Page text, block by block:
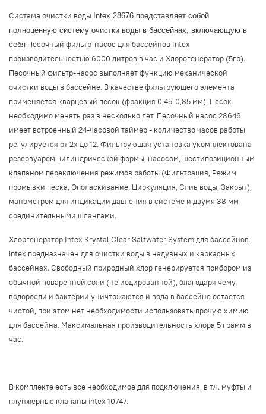
Систама очистки воды Intex 28676 представляет собой
полноценную систему очистки воды в бассейнах, включающую в
себя Песочный фильтр-насос для бассейнов Intex
производительностью 6000 литров в час и Хлорогенератор (5гр).
Песочный фильтр-насос выполняет функцию механической
очистки воды в бассейне. В качестве фильтрующего элемента
применяется кварцевый песок (фракция 0,45-0,85 мм). Песок
необходимо менять раз в несколько лет. Песочный насос 28646
имеет встроенный 24-часовой таймер - количество часов работы
регулируется от 2х до 12.Фильтрующая установка укомплектована
резервуаром цилиндрической формы, насосом, шестипозиционным
клапаном переключения режимов работы (Фильтрация, Режим
промывки песка, Ополаскивание, Циркуляция, Слив воды, Закрыт),
манометром для индикации давления в системе и двумя 38 мм
соединительными шлангами.
Хлоргенератор Intex Krystal Clear Saltwater System для бассейнов
intex предназначен для очистки воды в надувных и каркасных
бассейнах. Свободный природный хлор генерируется прибором из
обычной поваренной соли (не иодированной), благодаря чему
водоросли и бактерии уничтожаются и вода в бассейне остается
чистой, при этом нет необходимости использовать прочую химию
для бассейна. Максимальная производительность хлора 5 грамм в
час.
В комплекте есть все необходимое для подключения, в т.ч. муфты и
плунжерные клапаны intex 10747.